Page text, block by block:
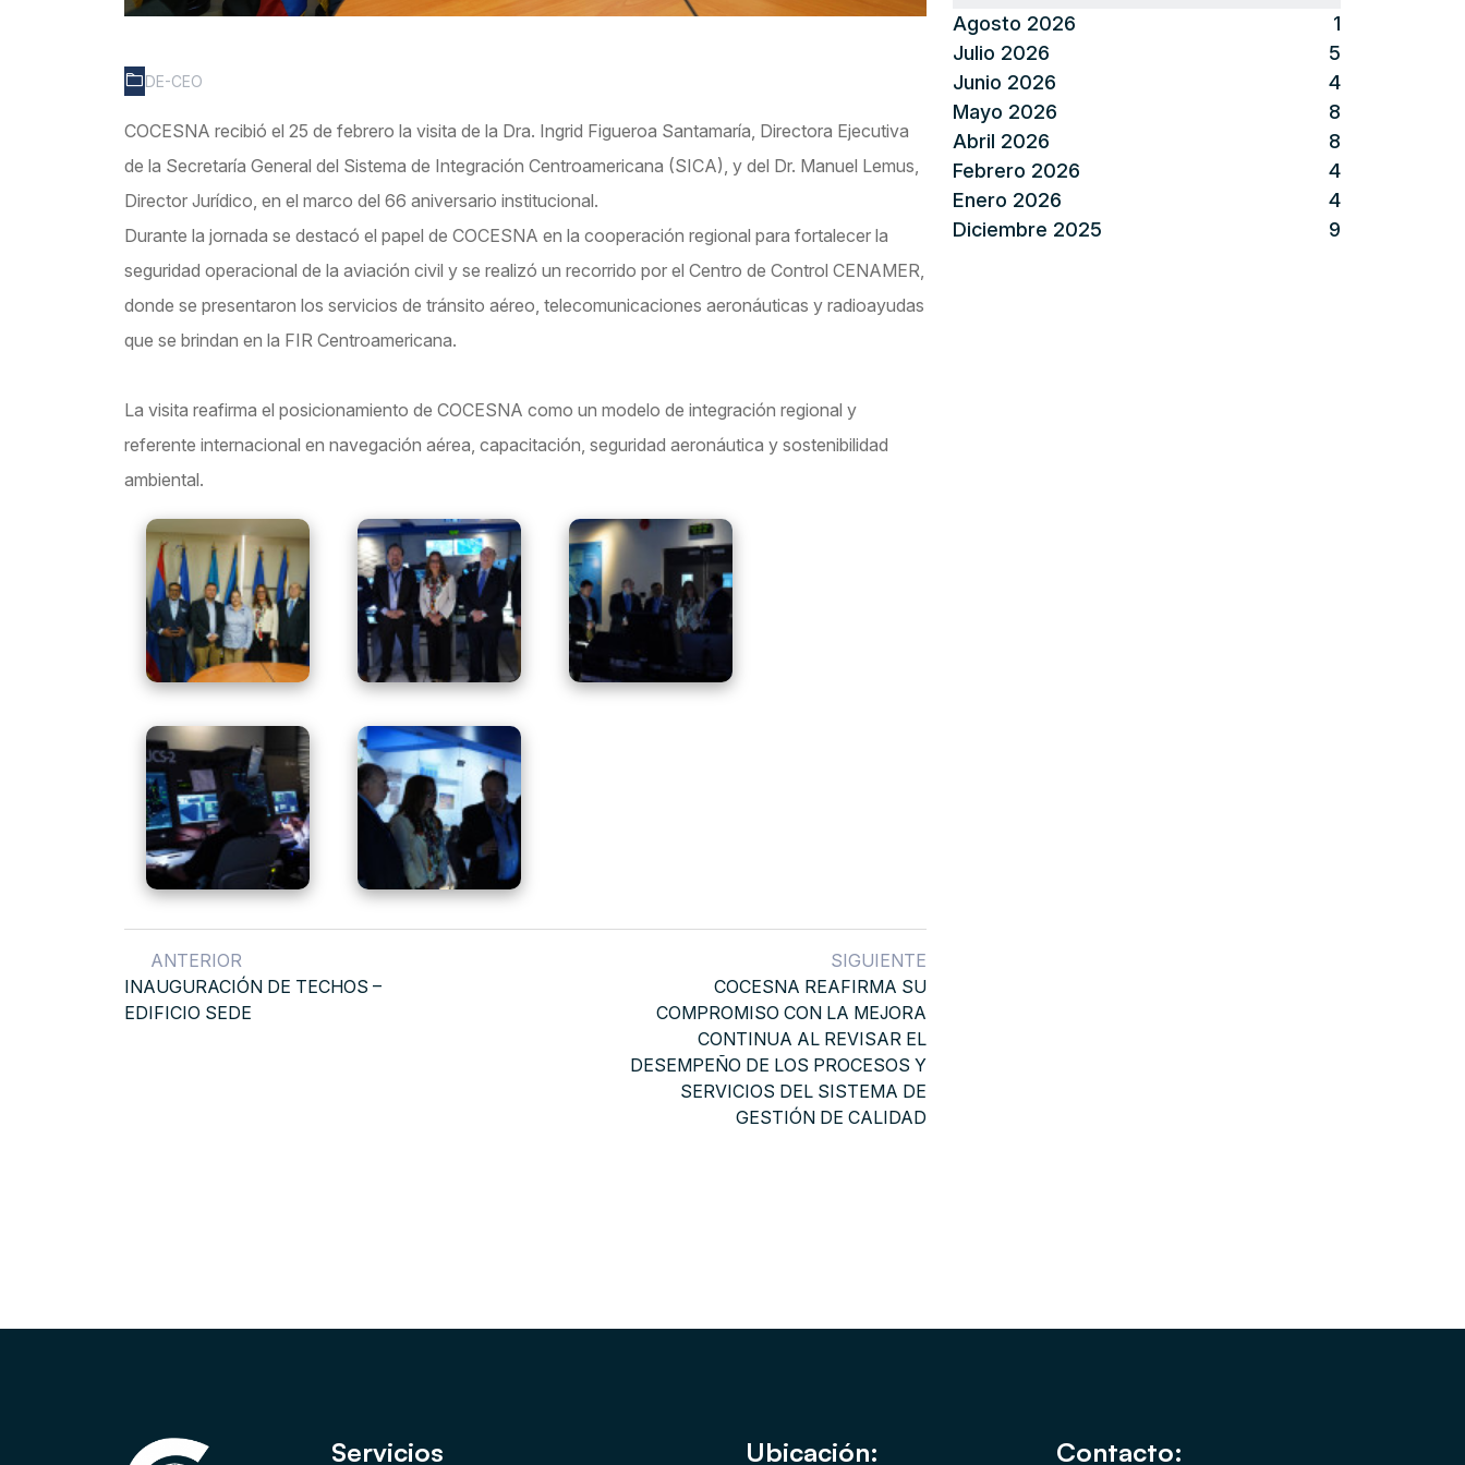
DE-CEO
COCESNA recibió el 25 de febrero la visita de la Dra. Ingrid Figueroa Santamaría, Directora Ejecutiva
de la Secretaría General del Sistema de Integración Centroamericana (SICA), y del Dr. Manuel Lemus,
Director Jurídico, en el marco del 66 aniversario institucional.
Durante la jornada se destacó el papel de COCESNA en la cooperación regional para fortalecer la
seguridad operacional de la aviación civil y se realizó un recorrido por el Centro de Control CENAMER,
donde se presentaron los servicios de tránsito aéreo, telecomunicaciones aeronáuticas y radioayudas
que se brindan en la FIR Centroamericana.
La visita reafirma el posicionamiento de COCESNA como un modelo de integración regional y
referente internacional en navegación aérea, capacitación, seguridad aeronáutica y sostenibilidad
ambiental.
ANTERIOR
INAUGURACIÓN DE TECHOS –
EDIFICIO SEDE
SIGUIENTE
COCESNA REAFIRMA SU
COMPROMISO CON LA MEJORA
CONTINUA AL REVISAR EL
DESEMPEÑO DE LOS PROCESOS Y
SERVICIOS DEL SISTEMA DE
GESTIÓN DE CALIDAD
Agosto 2026
1
Julio 2026
5
Junio 2026
4
Mayo 2026
8
Abril 2026
8
Febrero 2026
4
Enero 2026
4
Diciembre 2025
9
Servicios Ubicación: Contacto: